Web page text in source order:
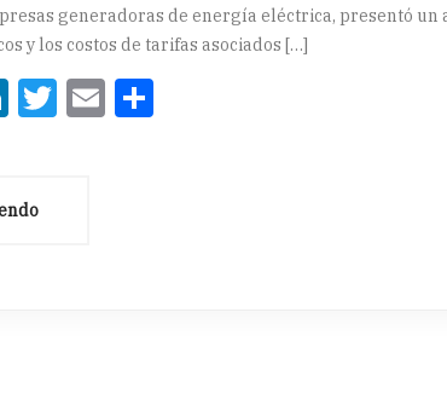
generadoras de energía eléctrica, presentó
y los costos de tarifas asociados […]
LinkedIn
Twitter
Email